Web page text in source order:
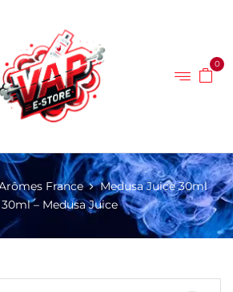
0
France
Medusa Juice 30ml
– Medusa Juice